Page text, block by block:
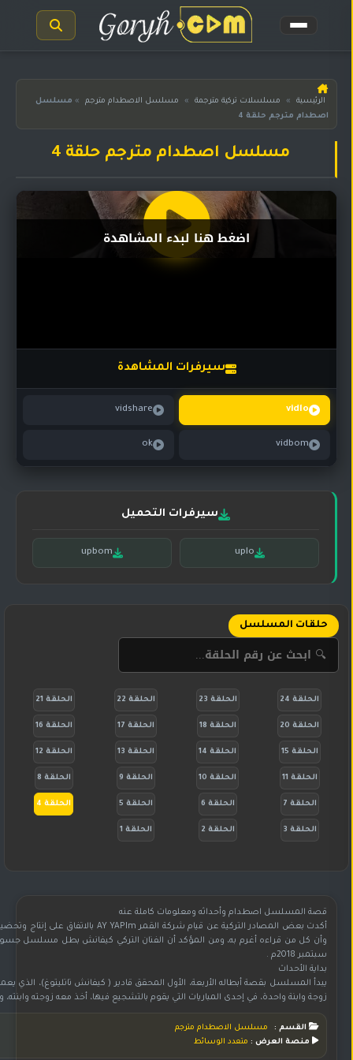
الرئيسية
مسلسلات
مسلسلات
مسلسلات
تركي
مسلسلات
الرئيسية » مسلسلات تركية مترجمة » مسلسل الاصطدام مترجم » مسلسل
اصطدام مترجم حلقة 4
مسلسل اصطدام مترجم حلقة 4
سيرفرات المشاهدة
vidlo
vidshare
vidbom
ok
اضغط هنا لبدء المشاهدة
سيرفرات التحميل
uplo
upbom
حلقات المسلسل
الحلقة 24 الحلقة 23 الحلقة 22 الحلقة 21
الحلقة 20 الحلقة 18 الحلقة 17 الحلقة 16
الحلقة 15 الحلقة 14 الحلقة 13 الحلقة 12
الحلقة 11 الحلقة 10 الحلقة 9 الحلقة 8
الحلقة 7 الحلقة 6 الحلقة 5 الحلقة 4
الحلقة 3 الحلقة 2 الحلقة 1
قصة المسلسل اصطدام وأحداثه ومعلومات كاملة عنه
وأن كل من قراءه أغرم به، ومن المؤكد أن الفنان التركي كيفانش بطل مسلسل
سبتمبر 2018م .
بداية الأحداث
يبدأ المسلسل بقصة أبطاله الأربعة، الأول المحقق قادير ( كيفانش تاتليتوغ)،
زوجة وابنة واحدة، في إحدى المباريات التي يقوم بالتشجيع فيها، أخذ معه زوجته
القسم :
مسلسل الاصطدام مترجم
منصة العرض : متعدد الوسائط